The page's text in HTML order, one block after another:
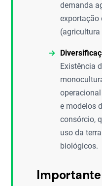
demanda
exportação
Existência
e modelos
consórcio,
uso da
biológicos.